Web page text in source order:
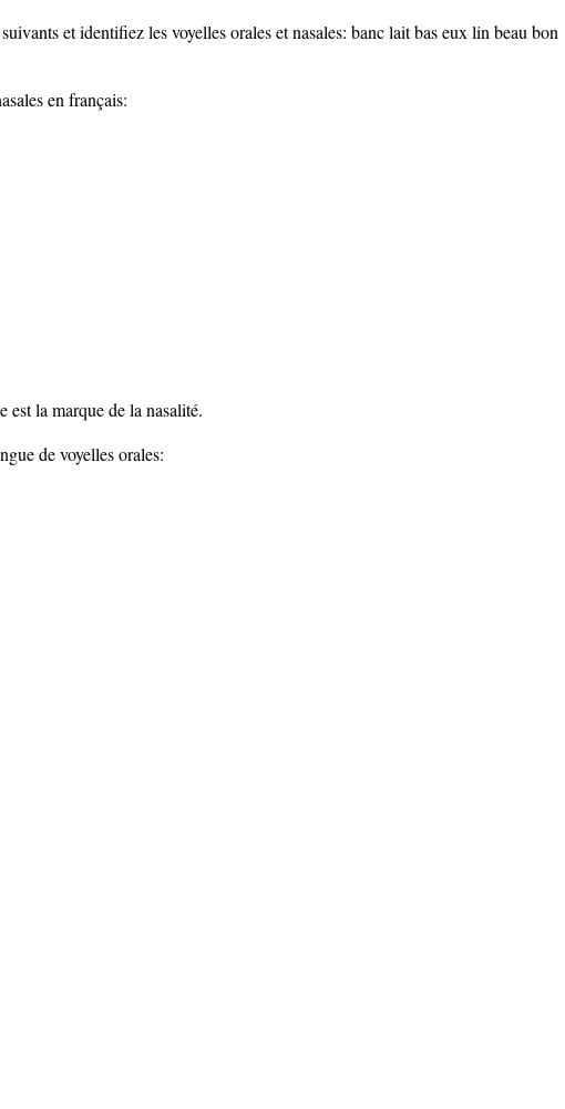
et identifiez les voyelles orales et nasales: banc lait bas eux lin beau bon
en français:
est la marque de la nasalité.
de voyelles orales: